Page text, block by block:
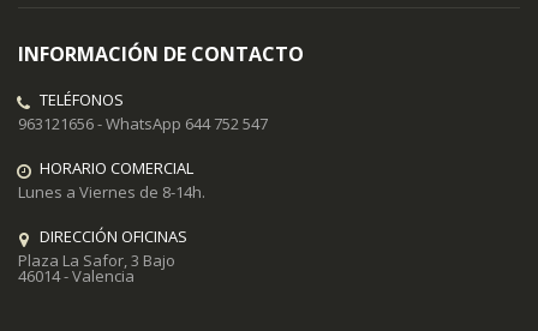
INFORMACIÓN DE CONTACTO
TELÉFONOS
963121656 - WhatsApp 644 752 547
HORARIO COMERCIAL
Lunes a Viernes de 8-14h.
DIRECCIÓN OFICINAS
Plaza La Safor, 3 Bajo
46014 - Valencia